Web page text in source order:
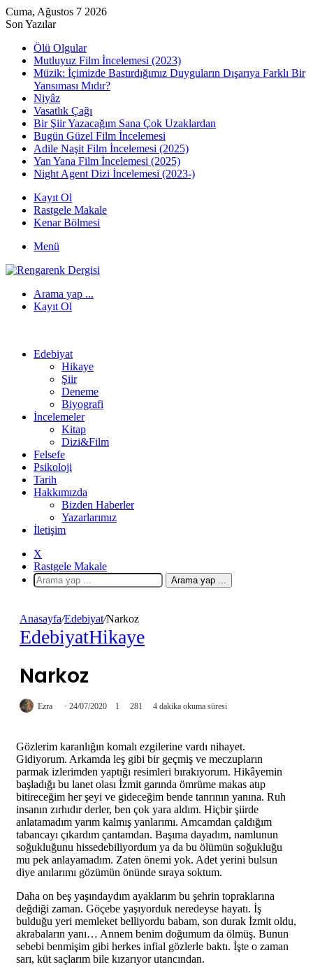
Cuma, Ağustos 7 2026
Son Yazılar
Ölü Olgular
Mutluyuz Film İncelemesi (2023)
Müzik: İçimizde Bastırdığımız Duyguların Dışarıya Farklı Bir
Yansıması Mıdır?
Niyâz
Vasatlık Çağı
Bir Şiir Yazacağım Sana Çok Uzaklardan
Bugün Güzel Film İncelemesi
Adile Naşit Film İncelemesi (2025)
Yan Yana Film İncelemesi (2025)
Night Agent Dizi İncelemesi (2023-)
Kayıt Ol
Rastgele Makale
Kenar Bölmesi
Menü
Arama yap ...
Kayıt Ol
Edebiyat
Hikaye
Şiir
Deneme
Biyografi
İncelemeler
Kitap
Dizi&Film
Felsefe
Psikoloji
Tarih
Hakkımızda
Bizden Haberler
Yazarlarımız
İletişim
X
Rastgele Makale
Arama yap ...
Anasayfa/Edebiyat/Narkoz
EdebiyatHikaye
Narkoz
Ezra 24/07/2020 1 281 4 dakika okuma süresi
Gözlerim karanlığın komalı ezgilerine vardı nihayet.
Gidiyorum. Arkamda leş gibi bir geçmiş ve meczupların
parmak izlerimden yaptığı resimleri bırakıyorum. Hikâyemin
başladığı bu lanet olası İzmit garında ömrüme makas atıp
bitireceğim her şeyi ve gideceğim bende tanrının yanına. Ruh
insanın zırhıdır derler, ben çok yara aldım. Hiçbir şiirde
anlatamadım yarım kalmış yanlarımı. Amcamdan çaldığım
tabancayı çıkardım çantamdan. Başıma dayadım, namlunun
soğukluğunu hissedebiliyordum ya da bu ölümün soğukluğu
mu pek anlayamadım. Zaten önemi yok. Adet yerini bulsun
diye anılarımı gözümün önünde sıraya soktum.
Daha on beş yaşındaydım ayaklarım bu şehrin topraklarına
değdiği zaman. Göçebe yaşıyorduk neredeyse hayatı. İş
bulduğu yeri memleket belliyordu babam, son durak İzmit oldu,
akrabaların yanı… Annem benim doğumum da ölmüş. Bunun
sebebi benmişim gibi herkes infial gözlerle baktı. İşte o zaman
sarı, küt saçlarım bile kızarıyor utancından.